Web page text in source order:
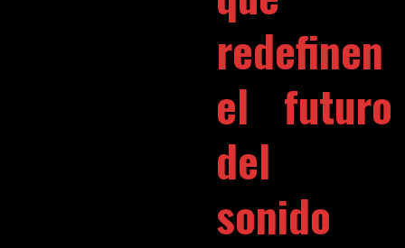
redefinen
el futuro
del
sonido